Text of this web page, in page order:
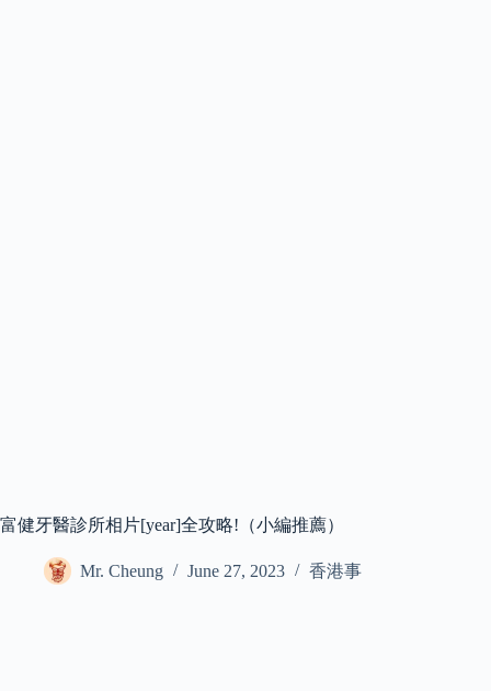
富健牙醫診所相片[year]全攻略!（小編推薦）
Mr. Cheung June 27, 2023 香港事